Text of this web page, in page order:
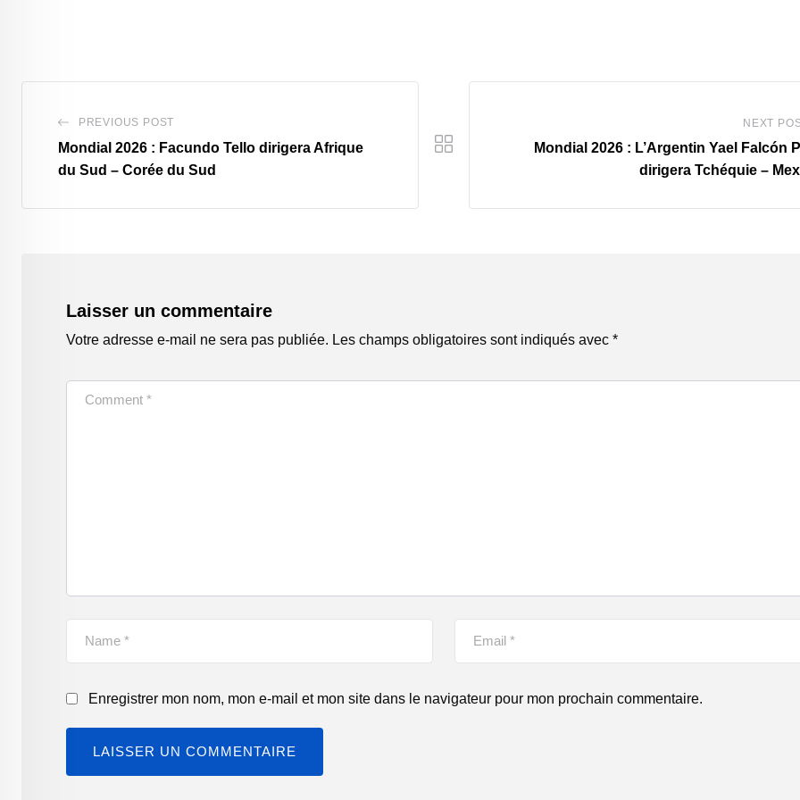
PREVIOUS POST
‎Mondial 2026 : Facundo Tello dirigera Afrique
du Sud – Corée du Sud
NEXT
‎Mondial 2026 : L’Argentin Yael Falcón
dirigera Tchéquie –
Laisser un commentaire
Votre adresse e-mail ne sera pas publiée. Les champs obligatoires sont indiqués avec *
Enregistrer mon nom, mon e-mail et mon site dans le navigateur pour mon prochain commentaire.